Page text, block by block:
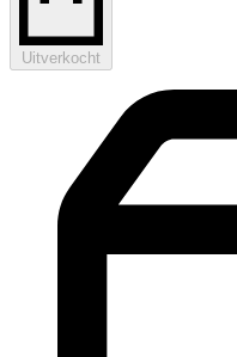
Uitverkocht